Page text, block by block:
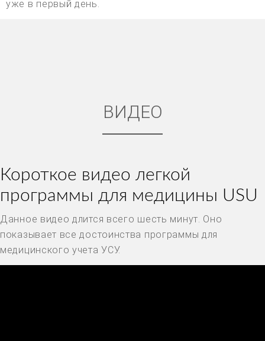
уже в первый день.
ВИДЕО
Короткое видео легкой
программы для медицины USU
Данное видео длится всего шесть минут. Оно
показывает все достоинства программы для
медицинского учета УСУ.